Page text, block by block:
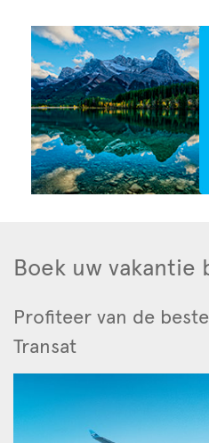
Boek uw vakantie
Profiteer van de
Transat